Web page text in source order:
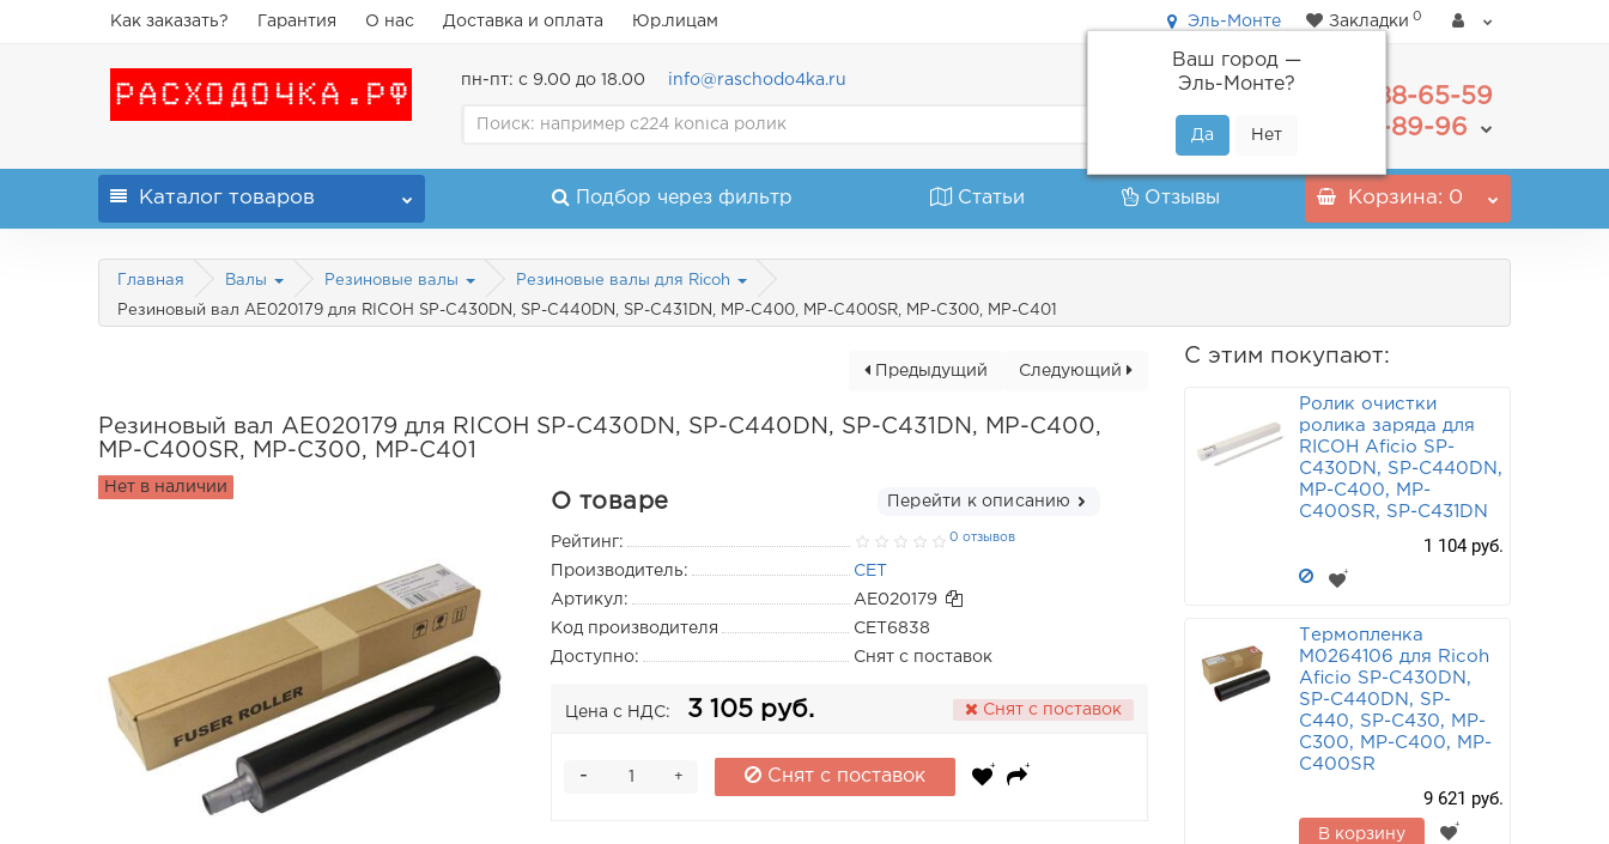
Как заказать? Гарантия О нас Доставка и оплата Юр.лицам Эль-Монте
Ваш город —
Эль-Монте?
Закладки 0
пн-пт: с 9.00 до 18.00 info@raschodo4ka.ru
488-65-59
+7(800) 555-89-96
Каталог товаров Подбор через фильтр Статьи Отзывы Корзина: 0
Главная Валы Резиновые валы Резиновые валы для Ricoh
Резиновый вал AE020179 для RICOH SP-C430DN, SP-C440DN, SP-C431DN, MP-C400, MP-C400SR, MP-C300, MP-C401
Следующий
Предыдущий
Резиновый вал AE020179 для RICOH SP-C430DN, SP-C440DN, SP-C431DN, MP-C400,
MP-C400SR, MP-C300, MP-C401
Нет в наличии
О товаре Перейти к описанию
Рейтинг: 0 отзывов
Производитель:
CET
Артикул:
AE020179
Код производителя
CET6838
Доступно:
Снят с поставок
Цена с НДС: 3 105 руб. Снят с поставок
+
- Снят с поставок
С этим покупают:
Ролик очистки
ролика заряда для
RICOH Aficio SP-
C430DN, SP-C440DN,
MP-C400, MP-
C400SR, SP-C431DN
1 104 руб.
Термопленка
M0264106 для Ricoh
Aficio SP-C430DN,
SP-C440DN, SP-
C440, SP-C430, MP-
C300, MP-C400, MP-
C400SR
9 621 руб.
В корзину